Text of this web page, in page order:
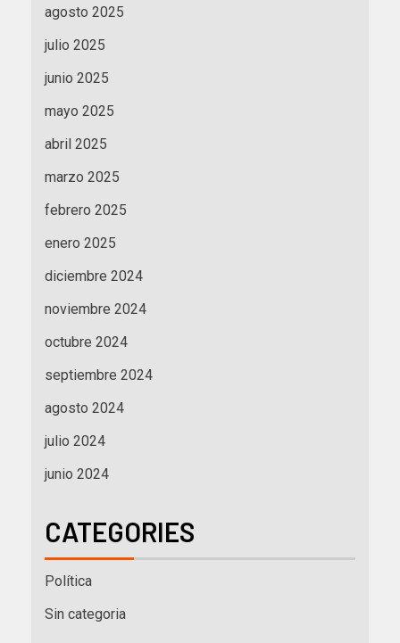
agosto 2025
julio 2025
junio 2025
mayo 2025
abril 2025
marzo 2025
febrero 2025
enero 2025
diciembre 2024
noviembre 2024
octubre 2024
septiembre 2024
agosto 2024
julio 2024
junio 2024
CATEGORIES
Política
Sin categoria